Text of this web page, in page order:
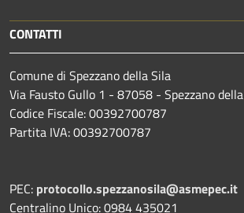
CONTATTI
Comune di Spezzano della Sila
Via Fausto Gullo 1 - 87058 - Spezzano
Codice Fiscale: 00392700787
Partita IVA: 00392700787
PEC: protocollo.spezzanosila@asmepec.it
Centralino Unico: 0984 435021